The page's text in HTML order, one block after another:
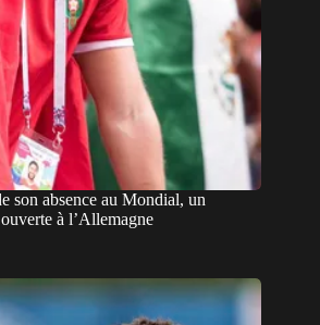
son absence au Mondial, un
à l’Allemagne